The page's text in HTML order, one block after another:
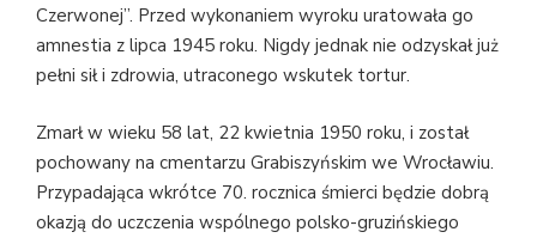
Czerwonej”. Przed wykonaniem wyroku uratowała go
amnestia z lipca 1945 roku. Nigdy jednak nie odzyskał już
pełni sił i zdrowia, utraconego wskutek tortur.
Zmarł w wieku 58 lat, 22 kwietnia 1950 roku, i został
pochowany na cmentarzu Grabiszyńskim we Wrocławiu.
Przypadająca wkrótce 70. rocznica śmierci będzie dobrą
okazją do uczczenia wspólnego polsko-gruzińskiego